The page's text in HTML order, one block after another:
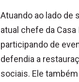
Atuando ao lado de
atual chefe da
participando de
defendia a
sociais. Ele